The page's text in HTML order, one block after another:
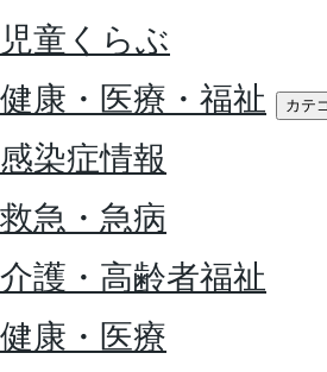
児童くらぶ
健康・医療・福祉
カテ
感染症情報
救急・急病
介護・高齢者福祉
健康・医療